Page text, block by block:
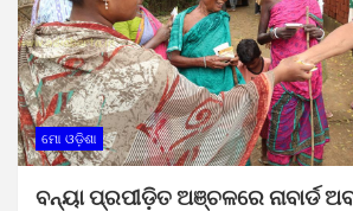
ମୋ ଓଡ଼ିଶା
ବନ୍ୟା ପ୍ରପୀଡ଼ିତ ଅଞ୍ଚଳରେ ନାବାର୍ଡ